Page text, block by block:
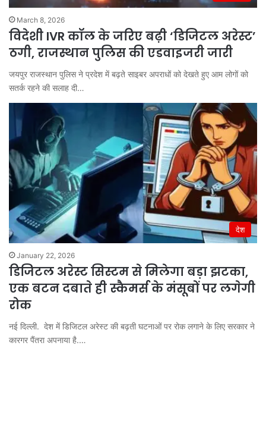
March 8, 2026
विदेशी IVR कॉल के जरिए बढ़ी ‘डिजिटल अरेस्ट’
ठगी, राजस्थान पुलिस की एडवाइजरी जारी
जयपुर राजस्थान पुलिस ने प्रदेश में बढ़ते साइबर अपराधों को देखते हुए आम लोगों को
सतर्क रहने की सलाह दी…
देश
January 22, 2026
डिजिटल अरेस्ट सिस्टम से मिलेगा बड़ा झटका,
एक बटन दबाते ही स्कैमर्स के मंसूबों पर लगेगी
रोक
नई दिल्‍ली. देश में डिजिटल अरेस्‍ट की बढ़ती घटनाओं पर रोक लगाने के लिए सरकार ने
कारगर पैंतरा अपनाया है.…